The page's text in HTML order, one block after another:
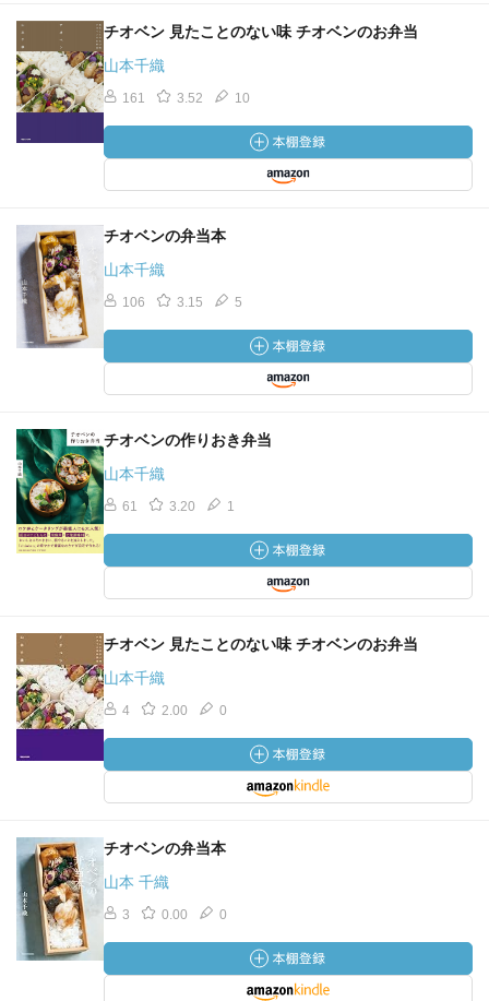
チオベン 見たことのない味 チオベンのお弁当
山本千織
161 3.52 10
チオベンの弁当本
山本千織
106 3.15 5
チオベンの作りおき弁当
山本千織
61 3.20 1
チオベン 見たことのない味 チオベンのお弁当
山本千織
4 2.00 0
チオベンの弁当本
山本 千織
3 0.00 0